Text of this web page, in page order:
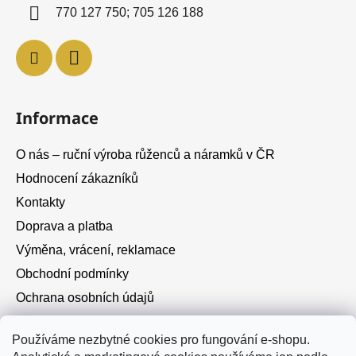
Používáme nezbytné cookies pro fungování e-shopu.
770 127 750; 705 126 188
Informace
O nás – ruční výroba růženců a náramků v ČR
Hodnocení zákazníků
Kontakty
Doprava a platba
Výměna, vrácení, reklamace
Obchodní podmínky
Ochrana osobních údajů